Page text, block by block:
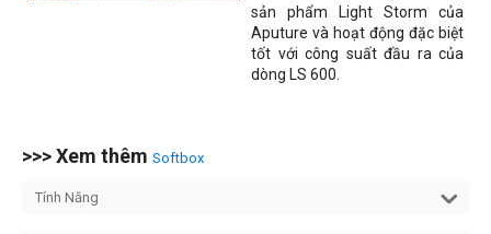
sản phẩm Light Storm của
Aputure và hoạt động đặc biệt
tốt với công suất đầu ra của
dòng LS 600.
>>> Xem thêm Softbox
Tính Năng